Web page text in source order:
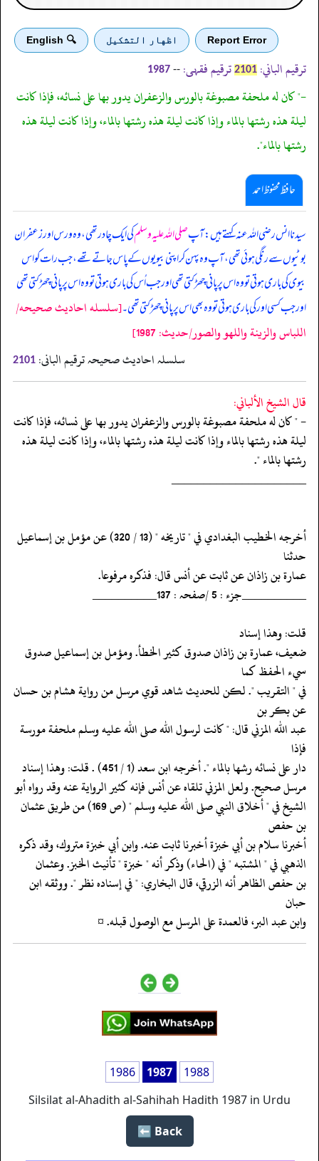
Report Error اظهار التشكيل 🔍 English
ترقیم الباني: 2101 ترقیم فقہی: --
1987
-" كان له ملحفة مصبوغة بالورس والزعفران يدور بها على نسائه، فإذا كانت
ليلة هذه رشتها بالماء وإذا كانت ليلة هذه رشتها بالماء، وإذا كانت ليلة هذه
رشتها بالماء".
حافظ محفوظ احمد
سیدنا انس رضی اللہ عنہ کہتے ہیں: آپصلی اللہ علیہ وسلمکی ایک چادر تھی، وہ ورس اور زعفران
بوٹیوں سے رنگی ہوئی تھی، آپ وہ پہن کر اپنی بیویوں کے پاس جاتے تھے، جب رات کو اس
بیوی کی باری ہوتی تو وہ اس پر پانی چھڑکتی تھی اور جب اُس کی باری ہوتی تو وہ اس پر پانی چھڑکتی تھی
اور جب کسی اور کی باری ہوتی تو وہ بھی اس پر پانی چھڑکتی تھی۔[سلسله احاديث صحيحه/
اللباس والزينة واللهو والصور/حدیث: 1987]
سلسلہ احادیث صحیحہ ترقیم البانی: 2101
قال الشيخ الألباني:
- " كان له ملحفة مصبوغة بالورس والزعفران يدور بها على نسائه، فإذا كانت
ليلة هذه رشتها بالماء وإذا كانت ليلة هذه رشتها بالماء، وإذا كانت ليلة هذه
رشتها بالماء ".
‏‏‏‏_____________________
‏‏‏‏أخرجه الخطيب البغدادي في " تاريخه " (13 / 320) عن مؤمل بن إسماعيل
حدثنا
‏‏‏‏عمارة بن زاذان عن ثابت عن أنس قال: فذكره مرفوعا.
‏‏‏‏__________جزء : 5 /صفحہ : 137__________
‏‏‏‏قلت: وهذا إسناد
‏‏‏‏ضعيف، عمارة بن زاذان صدوق كثير الخطأ. ومؤمل بن إسماعيل صدوق
سيء الحفظ كما
‏‏‏‏في " التقريب ". لكن للحديث شاهد قوي مرسل من رواية هشام بن حسان
عن بكر بن
‏‏‏‏عبد الله المزني قال: " كانت لرسول الله صلى الله عليه وسلم ملحفة مورسة
فإذا
‏‏‏‏دار على نسائه رشها بالماء ". أخرجه ابن سعد (1 / 451) . قلت: وهذا إسناد
‏‏‏‏مرسل صحيح. ولعل المزني تلقاه عن أنس فإنه كثير الرواية عنه وقد رواه أبو
‏‏‏‏الشيخ في " أخلاق النبي صلى الله عليه وسلم " (ص 169) من طريق عثمان
بن حفص
‏‏‏‏أخبرنا سلام بن أبي خبزة أخبرنا ثابت عنه. وابن أبي خبزة متروك، وقد ذكره
‏‏‏‏الذهبي في " المشتبه " في (الحاء) وذكر أنه " خبزة " تأنيث الخبز. وعثمان
‏‏‏‏بن حفص الظاهر أنه الزرقي، قال البخاري: " في إسناده نظر ". ووثقه ابن
حبان
‏‏‏‏وابن عبد البر، فالعمدة على المرسل مع الوصول قبله. ¤
1986 1987
1988
Silsilat al-Ahadith al-Sahihah Hadith 1987 in Urdu
Back ⬅️